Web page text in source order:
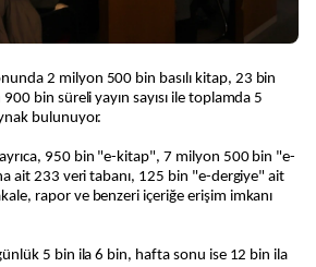
2 milyon 500 bin basılı kitap, 23 bin
bin süreli yayın sayısı ile toplamda 5
bulunuyor.
950 bin "e-kitap", 7 milyon 500 bin "e-
ait 233 veri tabanı, 125 bin "e-dergiye" ait
rapor ve benzeri içeriğe erişim imkanı
5 bin ila 6 bin, hafta sonu ise 12 bin ila